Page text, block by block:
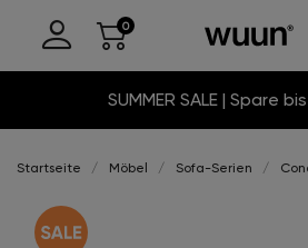
SUMMER SALE | Spare
Startseite Möbel Sofa-Serien